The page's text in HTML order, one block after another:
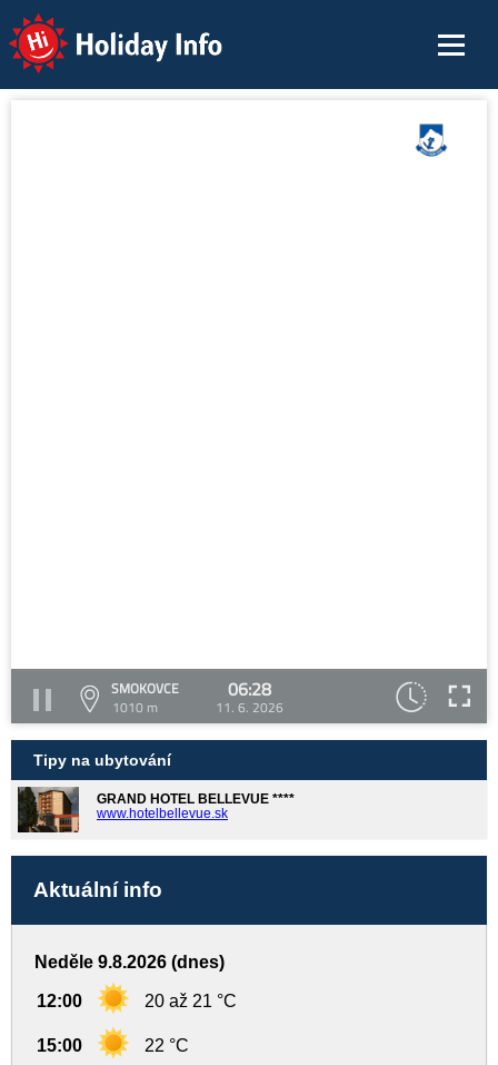
Holiday Info
SMOKOVCE
1010 m
06:28
11. 6. 2026
Tipy na ubytování
GRAND HOTEL BELLEVUE ****
www.hotelbellevue.sk
Aktuální info
Neděle 9.8.2026 (dnes)
12:00 20 až 21 °C
15:00 22 °C